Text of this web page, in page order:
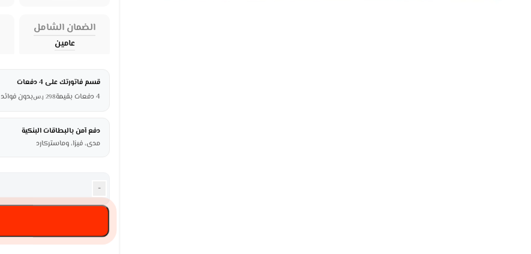
الضمان الشامل
عامين
قسم فاتورتك على 4 دفعات
4 دفعات بقيمة
298 ر.سبدون فوائد
دفع آمن بالبطاقات البنكية
مدى، فيزا، وماستركارد
-